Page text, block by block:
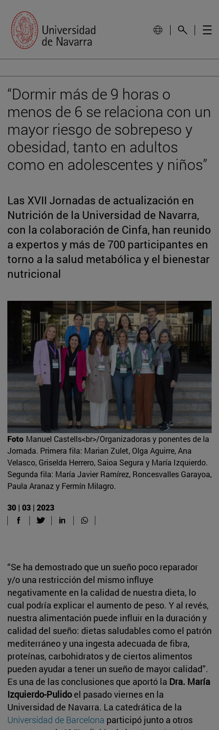
“Dormir más de 9 horas o
menos de 6 se relaciona con un
mayor riesgo de sobrepeso y
obesidad, tanto en adultos
como en adolescentes y niños”
Las XVII Jornadas de actualización en
Nutrición de la Universidad de Navarra,
con la colaboración de Cinfa, han reunido
a expertos y más de 700 participantes en
torno a la salud metabólica y el bienestar
nutricional
Foto Manuel Castells<br>/Organizadoras y ponentes de la
Jornada. Primera fila: Marian Zulet, Olga Aguirre, Ana
Velasco, Griselda Herrero, Saioa Segura y María Izquierdo.
Segunda fila: María Javier Ramírez, Roncesvalles Garayoa,
Paula Aranaz y Fermín Milagro.
30 | 03 | 2023
“Se ha demostrado que un sueño poco reparador
y/o una restricción del mismo influye
negativamente en la calidad de nuestra dieta, lo
cual podría explicar el aumento de peso. Y al revés,
nuestra alimentación puede influir en la duración y
calidad del sueño: dietas saludables como el patrón
mediterráneo y una ingesta adecuada de fibra,
proteínas, carbohidratos y de ciertos alimentos
pueden ayudar a tener un sueño de mayor calidad”.
Es una de las conclusiones que aportó la Dra. María
Izquierdo-Pulido el pasado viernes en la
Universidad de Navarra. La catedrática de la
Universidad de Barcelona participó junto a otros